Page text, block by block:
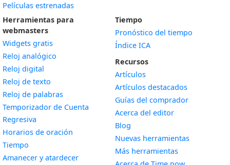
Películas estrenadas
Herramientas para
webmasters
Widgets gratis
Reloj analógico
Reloj digital
Reloj de texto
Reloj de palabras
Temporizador de Cuenta
Regresiva
Horarios de oración
Tiempo
Amanecer y atardecerWidget
Tiempo
Pronóstico del tiempo
Índice ICA
Recursos
Artículos
Artículos destacados
Guías del comprador
Acerca del editor
Blog
Nuevas herramientas
Más herramientas